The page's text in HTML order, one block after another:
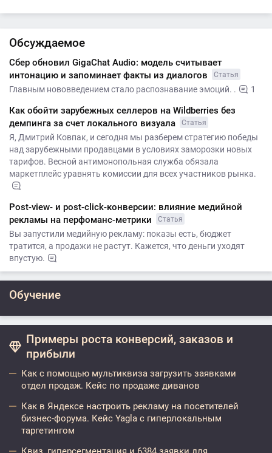
Обсуждаемое
Сбер обновил GigaChat Audio: модель считывает
интонацию и запоминает факты из диалогов
Статья
Главным нововведением стало распознавание эмоций. . 1
Как обойти зарубежных селлеров на Wildberries без
демпинга за счет локального визуала
Статья
Я, Дмитрий Ковпак, и сегодня мы разберем стратегию победы
над зарубежными продавцами в условиях заморозки новых
тарифов. Весной антимонопольная служба обязала
маркетплейс уравнять комиссии для всех участников рынка.
Post-view- и post-click-конверсии: влияние медийной
рекламы на перфоманс-метрики
Статья
Вы запустили медийную рекламу: показы есть, бюджет
тратится, а продажи не растут. Кажется, что деньги уходят
впустую.
Обучение
Примеры роста конверсий, заказов и
прибыли
Как с помощью мультиквиза загрузить заявками
отдел продаж. Кейс по продаже диванов
Как в Яндексе настроить рекламу на посетителей
бизнес-форума. Кейс Yagla с гиперлокальным
таргетингом